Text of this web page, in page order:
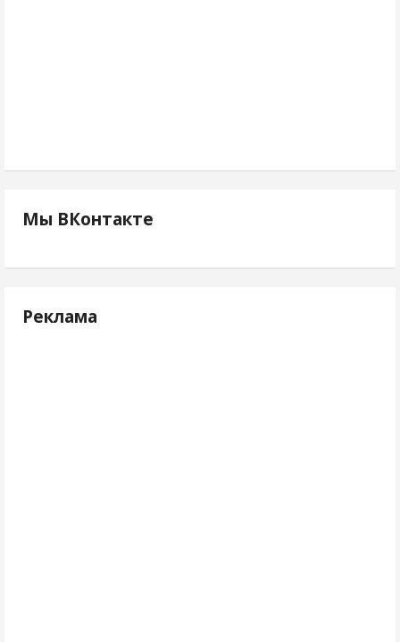
Мы ВКонтакте
Реклама